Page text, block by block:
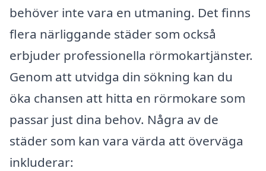
behöver inte vara en utmaning. Det finns
flera närliggande städer som också
erbjuder professionella rörmokartjänster.
Genom att utvidga din sökning kan du
öka chansen att hitta en rörmokare som
passar just dina behov. Några av de
städer som kan vara värda att överväga
inkluderar: